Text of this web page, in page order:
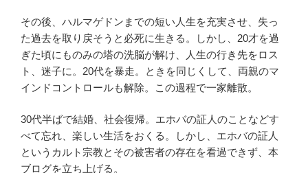
その後、ハルマゲドンまでの短い人生を充実させ、失っ
た過去を取り戻そうと必死に生きる。しかし、20才を過
ぎた頃にものみの塔の洗脳が解け、人生の行き先をロス
ト、迷子に。20代を暴走。ときを同じくして、両親のマ
インドコントロールも解除。この過程で一家離散。
30代半ばで結婚、社会復帰。エホバの証人のことなどす
べて忘れ、楽しい生活をおくる。しかし、エホバの証人
というカルト宗教とその被害者の存在を看過できず、本
ブログを立ち上げる。